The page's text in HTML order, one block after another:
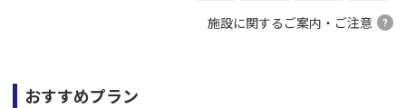
施設に関するご案内・ご注意
おすすめプラン